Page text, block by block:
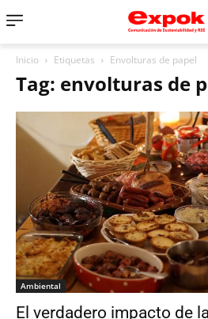
Inicio Etiquetas Envolturas de papel
Tag: envolturas de
Ambiental
El verdadero impacto de